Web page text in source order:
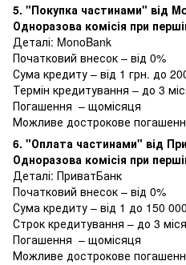
5. "Покупка частинами" від
Одноразова комісія при
Деталі: MonoBank
Початковий внесок – від 0%
Сума кредиту – від 1 грн. до
Термін кредитування – до 3
Погашення – щомісяця
Можливе дострокове
6. "Оплата частинами" від
Одноразова комісія при
Деталі: ПриватБанк
Початковий внесок – від 0%
Сума кредиту – від 1 до 150
Строк кредитування – до 3
Погашення – щомісяця
Можливе дострокове